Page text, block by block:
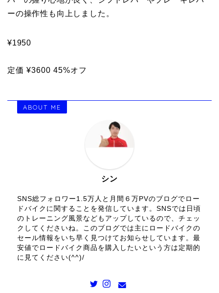
ーの操作性も向上しました。
¥1950
定価 ¥3600 45%オフ
ABOUT ME
シン
SNS総フォロワー1.5万人と月間６万PVのブログでロー
ドバイクに関することを発信しています。SNSでは日頃
のトレーニング風景などもアップしているので、チェッ
クしてくださいね。このブログでは主にロードバイクの
セール情報をいち早く見つけてお知らせしています。最
安値でロードバイク商品を購入したいという方は定期的
に見てください(^^)/